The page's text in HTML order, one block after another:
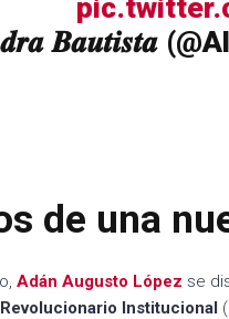
𝑩𝒂𝒖𝒕𝒊𝒔𝒕𝒂
de una
Adán Augusto López se
Institucional